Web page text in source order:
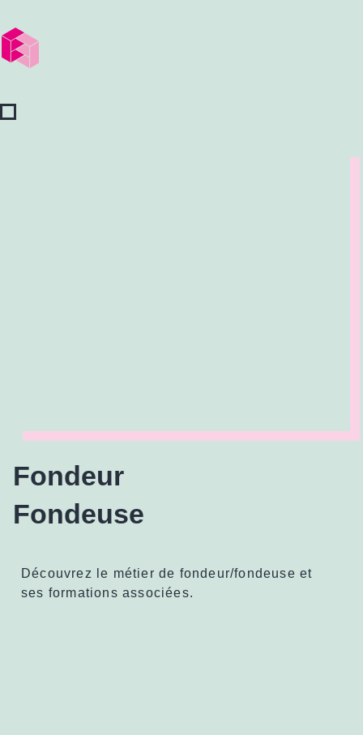
Fondeur
Fondeuse
Découvrez le métier de fondeur/fondeuse et
ses formations associées.